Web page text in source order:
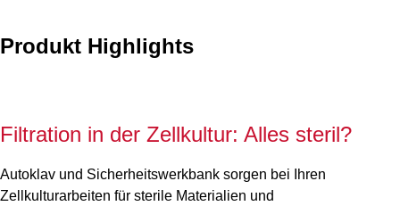
Produkt Highlights
Filtration in der Zellkultur: Alles steril?
Autoklav und Sicherheitswerkbank sorgen bei Ihren
Zellkulturarbeiten für sterile Materialien und